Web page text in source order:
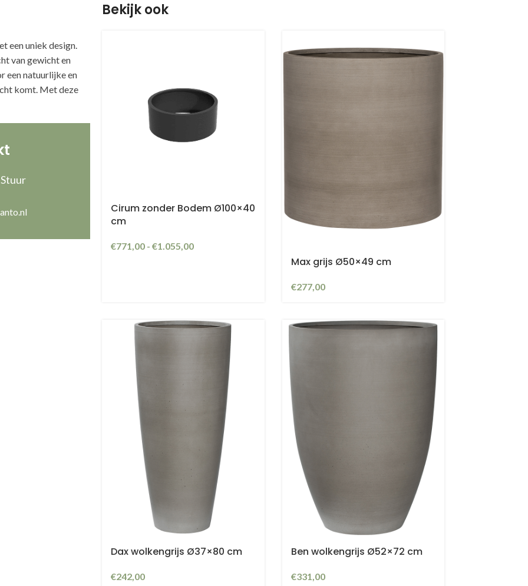
een uniek design.
van gewicht en
een natuurlijke en
komt. Met deze
Bekijk ook
Cirum zonder Bodem Ø100×40
cm
€771,00 - €1.055,00
Max grijs Ø50×49 cm
€277,00
Dax wolkengrijs Ø37×80 cm
€242,00
Ben wolkengrijs Ø52×72 cm
€331,00